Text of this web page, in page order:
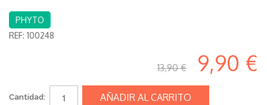
PHYTO
REF: 100248
13,90 € 9,90 €
Cantidad: AÑADIR AL CARRITO